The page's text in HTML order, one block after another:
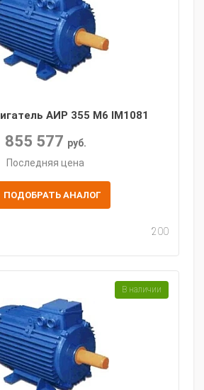
АИР 355 M6 IM1081
855 577 руб.
Последняя цена
ПОДОБРАТЬ АНАЛОГ
200
В наличии